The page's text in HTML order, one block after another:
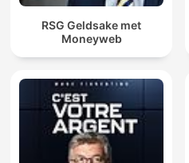
RSG Geldsake met
Moneyweb